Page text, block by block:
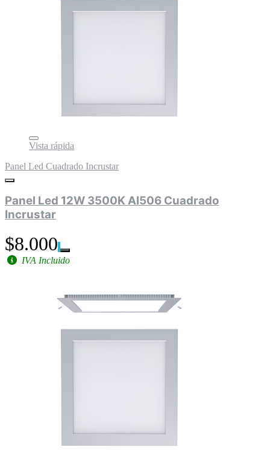
Vista rápida
Panel Led Cuadrado Incrustar
Panel Led 12W 3500K Al506 Cuadrado
Incrustar
$8.000
IVA Incluido